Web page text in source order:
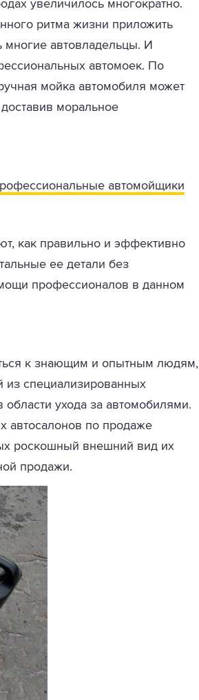
увеличилось многократно.
ритма жизни приложить
автовладельцы. И
автомоек. По
мойка автомобиля может
моральное
автомойщики
как правильно и эффективно
ее детали без
профессионалов в данном
к знающим и опытным людям,
из специализированных
ухода за автомобилями.
автосалонов по продаже
роскошный внешний вид их
продажи.